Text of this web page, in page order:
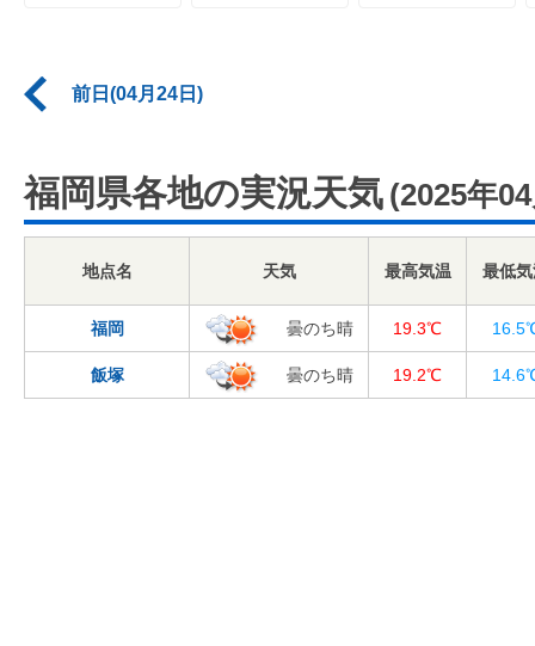
前日(04月24日)
福岡県各地の実況天気 (2025年
地点名 天気 最高気温 最低
福岡 曇のち晴 19.3℃
飯塚 曇のち晴 19.2℃